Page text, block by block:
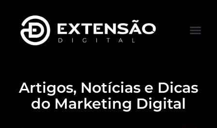
Artigos, Notícias e Dicas
do Marketing Digital